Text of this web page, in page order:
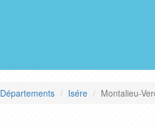
Départements Isére Montalieu-